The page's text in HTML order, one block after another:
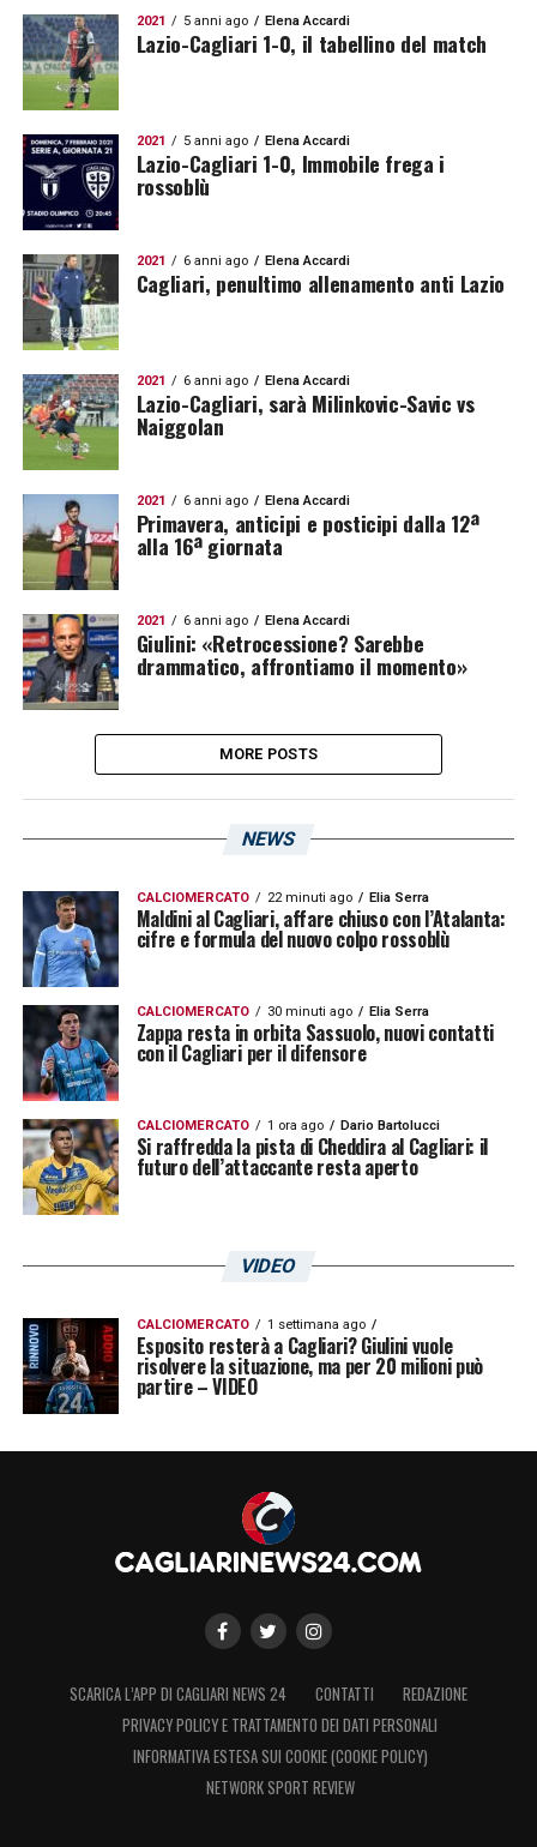
2021 5 anni ago Elena Accardi
Lazio-Cagliari 1-0, il tabellino del match
2021 5 anni ago Elena Accardi
Lazio-Cagliari 1-0, Immobile frega i
rossoblù
2021 6 anni ago Elena Accardi
Cagliari, penultimo allenamento anti Lazio
2021 6 anni ago Elena Accardi
Lazio-Cagliari, sarà Milinkovic-Savic vs
Naiggolan
2021 6 anni ago Elena Accardi
Primavera, anticipi e posticipi dalla 12ª
alla 16ª giornata
2021 6 anni ago Elena Accardi
Giulini: «Retrocessione? Sarebbe
drammatico, affrontiamo il momento»
MORE POSTS
NEWS
CALCIOMERCATO 22 minuti ago Elia Serra
Maldini al Cagliari, affare chiuso con l’Atalanta:
cifre e formula del nuovo colpo rossoblù
CALCIOMERCATO 30 minuti ago Elia Serra
Zappa resta in orbita Sassuolo, nuovi contatti
con il Cagliari per il difensore
CALCIOMERCATO 1 ora ago Dario Bartolucci
Si raffredda la pista di Cheddira al Cagliari: il
futuro dell’attaccante resta aperto
VIDEO
CALCIOMERCATO 1 settimana ago
Esposito resterà a Cagliari? Giulini vuole
risolvere la situazione, ma per 20 milioni può
partire – VIDEO
SCARICA L’APP DI CAGLIARI NEWS 24 CONTATTI
REDAZIONE
PRIVACY POLICY E TRATTAMENTO DEI DATI PERSONALI
INFORMATIVA ESTESA SUI COOKIE (COOKIE POLICY)
NETWORK SPORT REVIEW